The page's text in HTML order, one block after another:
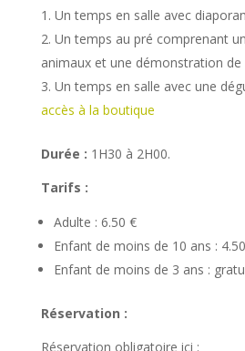
Un temps en salle avec
Un temps au pré comprenant
animaux et une démonstration de
Un temps en salle avec une
accès à la boutique
Durée : 1H30 à 2H00.
Tarifs :
Adulte : 6.50 €
Enfant de moins de 10 ans :
Enfant de moins de 3 ans :
Réservation :
Réservation obligatoire ici :